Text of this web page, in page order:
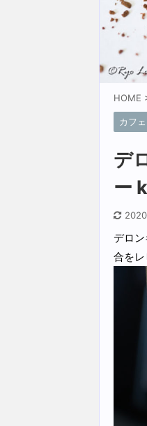
HOME
カフェ
デ
ー
デロ
合をレ